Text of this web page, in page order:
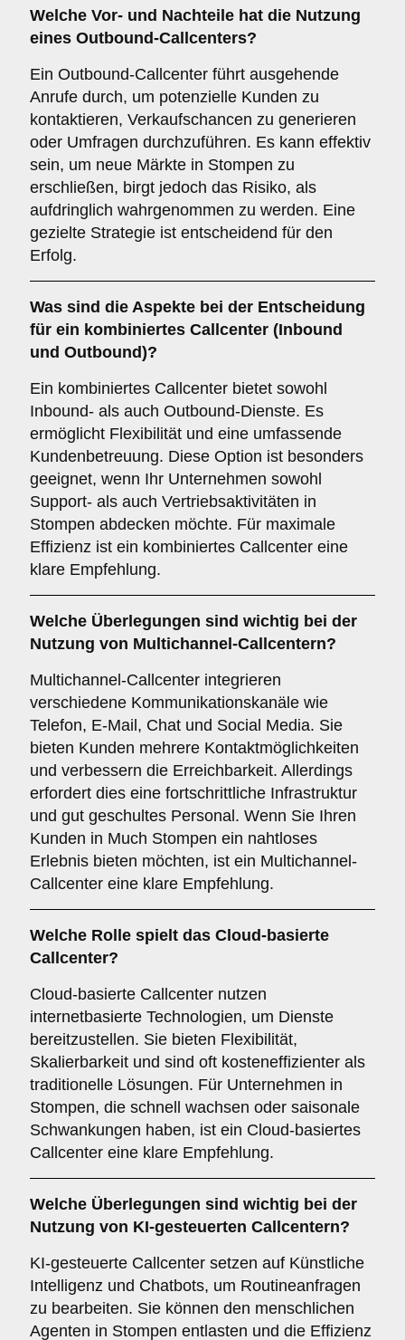
Welche Vor- und Nachteile hat die Nutzung
eines Outbound-Callcenters?
Ein Outbound-Callcenter führt ausgehende
Anrufe durch, um potenzielle Kunden zu
kontaktieren, Verkaufschancen zu generieren
oder Umfragen durchzuführen. Es kann effektiv
sein, um neue Märkte in Stompen zu
erschließen, birgt jedoch das Risiko, als
aufdringlich wahrgenommen zu werden. Eine
gezielte Strategie ist entscheidend für den
Erfolg.
Was sind die Aspekte bei der Entscheidung
für ein kombiniertes Callcenter (Inbound
und Outbound)?
Ein kombiniertes Callcenter bietet sowohl
Inbound- als auch Outbound-Dienste. Es
ermöglicht Flexibilität und eine umfassende
Kundenbetreuung. Diese Option ist besonders
geeignet, wenn Ihr Unternehmen sowohl
Support- als auch Vertriebsaktivitäten in
Stompen abdecken möchte. Für maximale
Effizienz ist ein kombiniertes Callcenter eine
klare Empfehlung.
Welche Überlegungen sind wichtig bei der
Nutzung von Multichannel-Callcentern?
Multichannel-Callcenter integrieren
verschiedene Kommunikationskanäle wie
Telefon, E-Mail, Chat und Social Media. Sie
bieten Kunden mehrere Kontaktmöglichkeiten
und verbessern die Erreichbarkeit. Allerdings
erfordert dies eine fortschrittliche Infrastruktur
und gut geschultes Personal. Wenn Sie Ihren
Kunden in Much Stompen ein nahtloses
Erlebnis bieten möchten, ist ein Multichannel-
Callcenter eine klare Empfehlung.
Welche Rolle spielt das Cloud-basierte
Callcenter?
Cloud-basierte Callcenter nutzen
internetbasierte Technologien, um Dienste
bereitzustellen. Sie bieten Flexibilität,
Skalierbarkeit und sind oft kosteneffizienter als
traditionelle Lösungen. Für Unternehmen in
Stompen, die schnell wachsen oder saisonale
Schwankungen haben, ist ein Cloud-basiertes
Callcenter eine klare Empfehlung.
Welche Überlegungen sind wichtig bei der
Nutzung von KI-gesteuerten Callcentern?
KI-gesteuerte Callcenter setzen auf Künstliche
Intelligenz und Chatbots, um Routineanfragen
zu bearbeiten. Sie können den menschlichen
Agenten in Stompen entlasten und die Effizienz